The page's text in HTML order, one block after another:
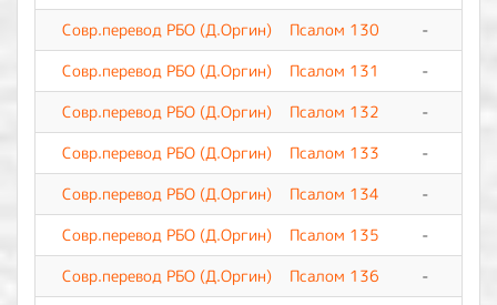
Совр.перевод РБО (Д.Оргин)
Псалом 130 -
Совр.перевод РБО (Д.Оргин)
Псалом 131 -
Совр.перевод РБО (Д.Оргин)
Псалом 132 -
Совр.перевод РБО (Д.Оргин)
Псалом 133 -
Совр.перевод РБО (Д.Оргин)
Псалом 134 -
Совр.перевод РБО (Д.Оргин)
Псалом 135 -
Совр.перевод РБО (Д.Оргин)
Псалом 136 -